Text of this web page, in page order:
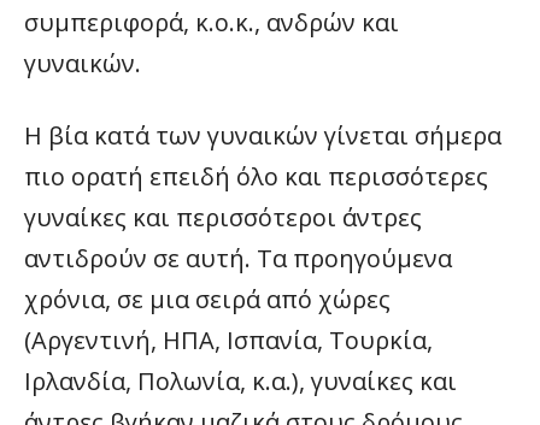
συμπεριφορά, κ.ο.κ., ανδρών και
γυναικών.
Η βία κατά των γυναικών γίνεται σήμερα
πιο ορατή επειδή όλο και περισσότερες
γυναίκες και περισσότεροι άντρες
αντιδρούν σε αυτή. Τα προηγούμενα
χρόνια, σε μια σειρά από χώρες
(Αργεντινή, ΗΠΑ, Ισπανία, Τουρκία,
Ιρλανδία, Πολωνία, κ.α.), γυναίκες και